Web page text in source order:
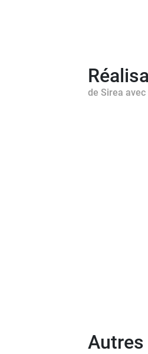
de Sirea
Autres